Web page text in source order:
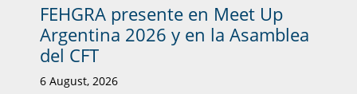
FEHGRA presente en Meet Up
Argentina 2026 y en la Asamblea
del CFT
6 August, 2026